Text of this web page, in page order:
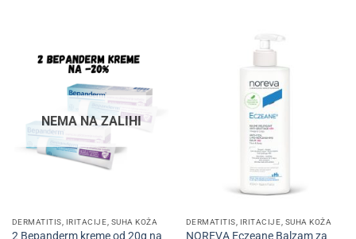
NEMA NA ZALIHI
DERMATITIS, IRITACIJE, SUHA KOŽA
2 Bepanderm kreme od 20g na
DERMATITIS, IRITACIJE, SUHA KOŽA
NOREVA Eczeane Balzam za